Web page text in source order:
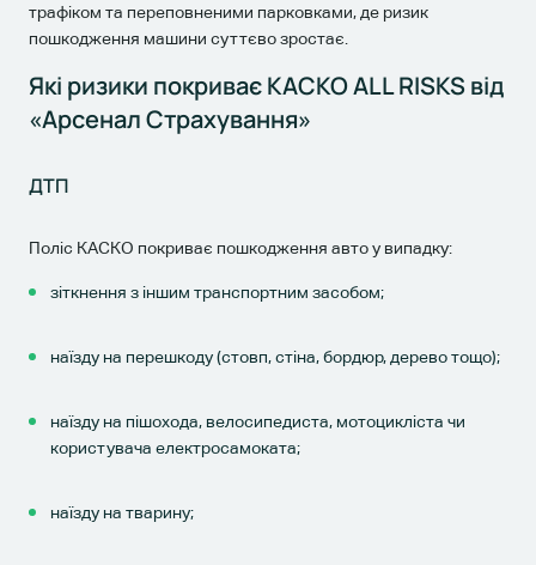
трафіком та переповненими парковками, де ризик
пошкодження машини суттєво зростає.
Які ризики покриває КАСКО ALL RISKS від
«Арсенал Страхування»
ДТП
Поліс КАСКО покриває пошкодження авто у випадку:
зіткнення з іншим транспортним засобом;
наїзду на перешкоду (стовп, стіна, бордюр, дерево тощо);
наїзду на пішохода, велосипедиста, мотоцикліста чи
користувача електросамоката;
наїзду на тварину;